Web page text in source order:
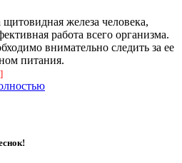
железа человека,
работа всего организма.
внимательно следить за ее
питания.